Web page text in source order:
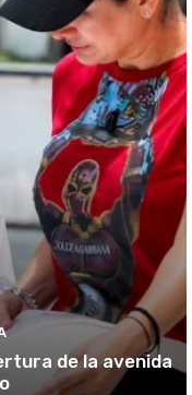
de la avenida